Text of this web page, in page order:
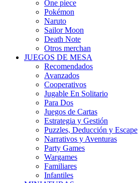
One piece
Pokémon
Naruto
Sailor Moon
Death Note
Otros merchan
JUEGOS DE MESA
Recomendados
Avanzados
Cooperativos
Jugable En Solitario
Para Dos
Juegos de Cartas
Estrategia y Gestión
Puzzles, Deducción y Escape
Narrativos y Aventuras
Party Games
Wargames
Familiares
Infantiles